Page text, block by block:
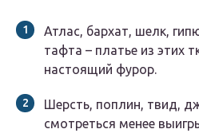
Атлас, бархат, шелк,
тафта – платье из этих
настоящий фурор.
Шерсть, поплин, твид,
смотреться менее